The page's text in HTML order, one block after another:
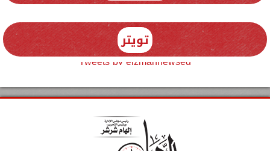
تويتر
Tweets by elzmannewseg